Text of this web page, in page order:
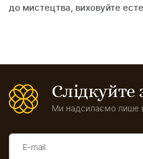
до мистецтва, виховуйте
Слідкуйте
Ми надсилаємо лише